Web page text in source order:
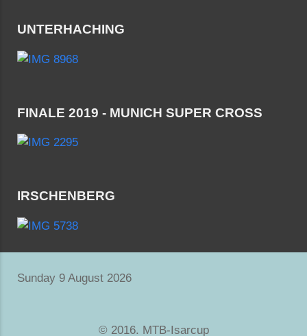
UNTERHACHING
FINALE 2019 - MUNICH SUPER CROSS
IRSCHENBERG
Sunday 9 August 2026
© 2016. MTB-Isarcup